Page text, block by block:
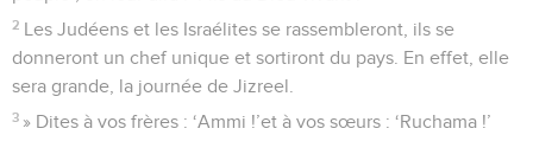
2 Les Judéens et les Israélites se rassembleront, ils se
donneront un chef unique et sortiront du pays. En effet, elle
sera grande, la journée de Jizreel.
3 » Dites à vos frères : ‘Ammi !’et à vos sœurs : ‘Ruchama !’